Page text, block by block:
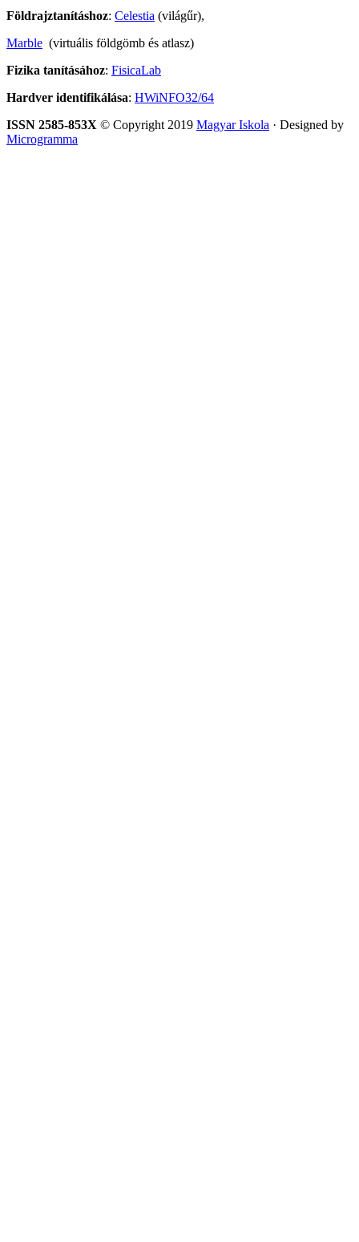
Földrajztanításhoz: Celestia (világűr),
Marble (virtuális földgömb és atlasz)
Fizika tanításához: FisicaLab
Hardver identifikálása: HWiNFO32/64
ISSN 2585-853X © Copyright 2019 Magyar Iskola · Designed by
Microgramma